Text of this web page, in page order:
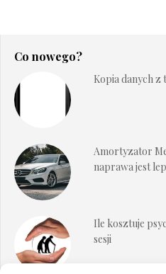
Co nowego?
Kopia danych
Amortyzator
naprawa jest
Ile kosztuje
sesji